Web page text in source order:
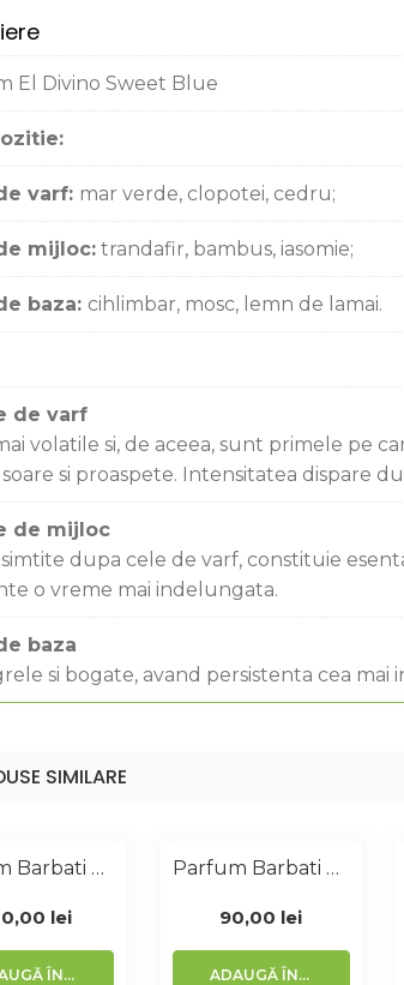
El Divino Sweet Blue
varf: mar verde, clopotei, cedru;
mijloc: trandafir, bambus, iasomie;
baza: cihlimbar, mosc, lemn de lamai.
de varf
volatile si, de aceea, sunt primele pe
si proaspete. Intensitatea dispare
de mijloc
simtite dupa cele de varf, constituie
o vreme mai indelungata.
baza
si bogate, avand persistenta cea mai
SIMILARE
Parfum Barbati Similar 1Million 100 Ml
lei
ADAUGĂ ÎN COȘ
Parfum Barbati Similar Carolina Herrera 50 Ml
90,00 lei
ADAUGĂ ÎN COȘ